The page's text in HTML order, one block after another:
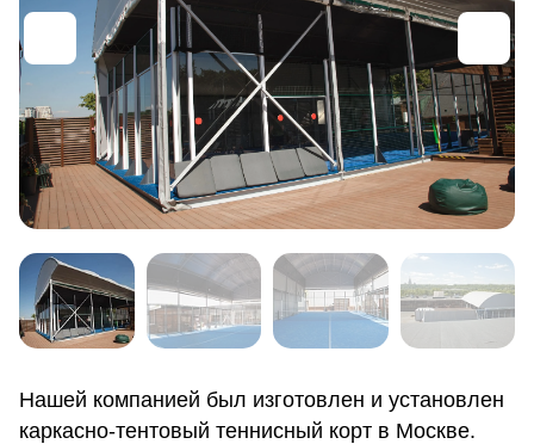
Нашей компанией был изготовлен и установлен
каркасно-тентовый теннисный корт в Москве.